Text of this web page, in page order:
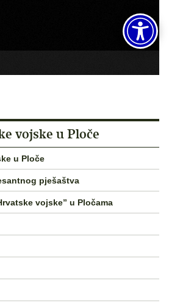
vojske u Ploče
u Ploče
pješaštva
vojske” u Pločama